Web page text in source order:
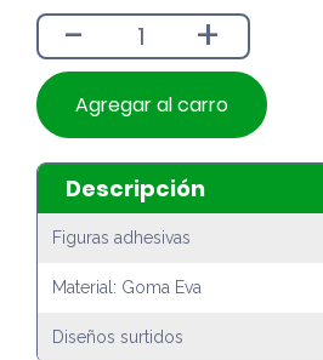
- +
Agregar al carro
Descripción
Figuras adhesivas
Material: Goma Eva
Diseños surtidos